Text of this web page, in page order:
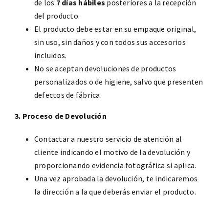
de los 7 días hábiles posteriores a la recepción
del producto.
El producto debe estar en su empaque original,
sin uso, sin daños y con todos sus accesorios
incluidos.
No se aceptan devoluciones de productos
personalizados o de higiene, salvo que presenten
defectos de fábrica.
3. Proceso de Devolución
Contactar a nuestro servicio de atención al
cliente indicando el motivo de la devolución y
proporcionando evidencia fotográfica si aplica.
Una vez aprobada la devolución, te indicaremos
la dirección a la que deberás enviar el producto.